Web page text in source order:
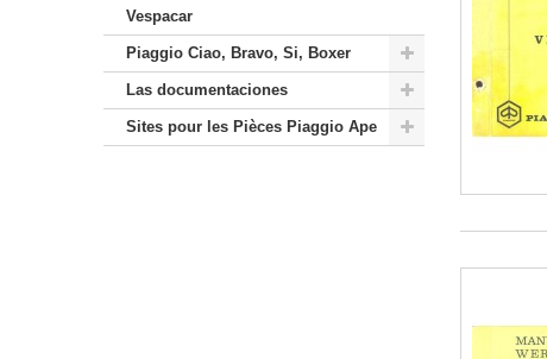
Vespacar
Piaggio Ciao, Bravo, Si, Boxer
Las documentaciones
Sites pour les Pièces Piaggio Ape